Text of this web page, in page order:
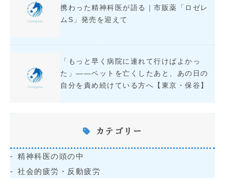
携わった精神科医が語る｜市販薬「ロゼレ
ムS」発売を迎えて
「もっと早く病院に連れて行けばよかっ
た」――ペットを亡くしたあと、あの日の
自分を責め続けている方へ【東京・保谷】
カテゴリー
精神科医の頭の中
社会的疲労・反動疲労